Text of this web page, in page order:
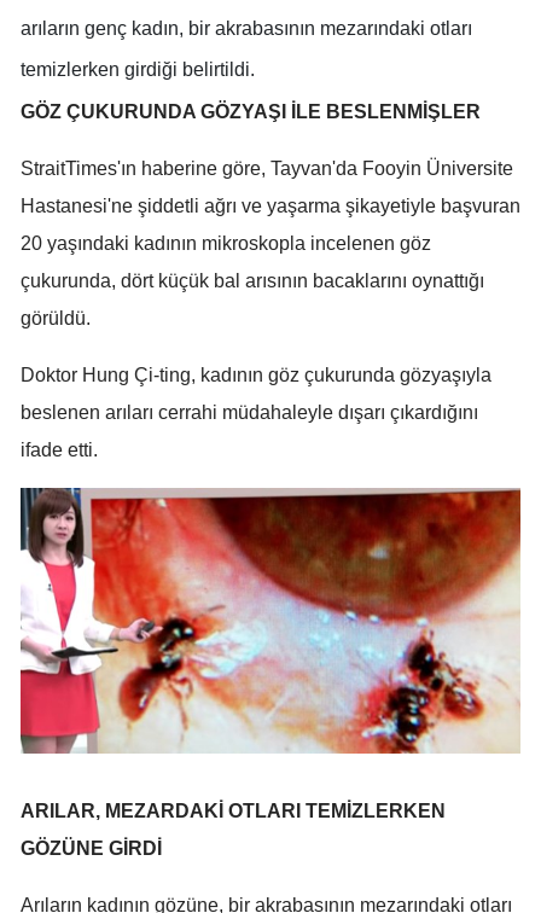
Hakkari
Isparta
Mersin
İstanbul
Kastamonu
Kayseri
Kırşehir
Kocaeli
Konya
Kütahya
Malatya
Manisa
Kahramanmaraş
arıların genç kadın, bir akrabasının mezarındaki otları
temizlerken girdiği belirtildi.
GÖZ ÇUKURUNDA GÖZYAŞI İLE BESLENMİŞLER
StraitTimes'ın haberine göre, Tayvan'da Fooyin Üniversite
Hastanesi'ne şiddetli ağrı ve yaşarma şikayetiyle başvuran
20 yaşındaki kadının mikroskopla incelenen göz
çukurunda, dört küçük bal arısının bacaklarını oynattığı
görüldü.
Doktor Hung Çi-ting, kadının göz çukurunda gözyaşıyla
beslenen arıları cerrahi müdahaleyle dışarı çıkardığını
ifade etti.
ARILAR, MEZARDAKİ OTLARI TEMİZLERKEN
GÖZÜNE GİRDİ
Arıların kadının gözüne, bir akrabasının mezarındaki otları